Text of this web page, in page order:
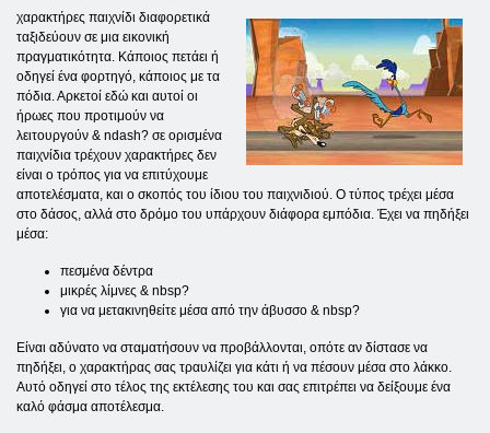
χαρακτήρες παιχνίδι διαφορετικά
ταξιδεύουν σε μια εικονική
πραγματικότητα. Κάποιος πετάει ή
οδηγεί ένα φορτηγό, κάποιος με τα
πόδια. Αρκετοί εδώ και αυτοί οι
ήρωες που προτιμούν να
λειτουργούν & ndash? σε ορισμένα
παιχνίδια τρέχουν χαρακτήρες δεν
είναι ο τρόπος για να επιτύχουμε
αποτελέσματα, και ο σκοπός του ίδιου του παιχνιδιού. Ο τύπος τρέχει μέσα
στο δάσος, αλλά στο δρόμο του υπάρχουν διάφορα εμπόδια. Έχει να πηδήξει
μέσα:
πεσμένα δέντρα
μικρές λίμνες & nbsp?
για να μετακινηθείτε μέσα από την άβυσσο & nbsp?
Είναι αδύνατο να σταματήσουν να προβάλλονται, οπότε αν δίστασε να
πηδήξει, ο χαρακτήρας σας τραυλίζει για κάτι ή να πέσουν μέσα στο λάκκο.
Αυτό οδηγεί στο τέλος της εκτέλεσης του και σας επιτρέπει να δείξουμε ένα
καλό φάσμα αποτέλεσμα.